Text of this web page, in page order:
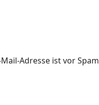
Adresse ist vor